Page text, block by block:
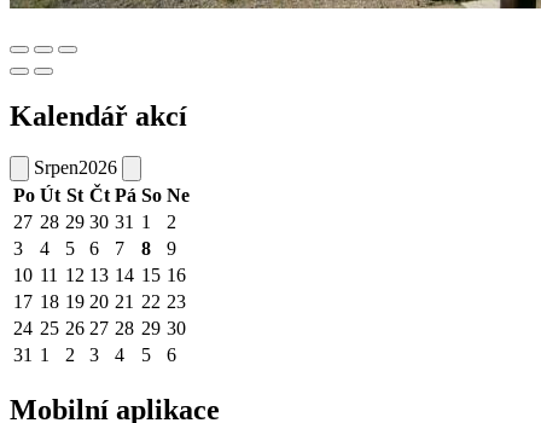
Kalendář akcí
Srpen2026
Po Út St Čt Pá So Ne
27 28 29 30 31 1
2
3
4 5 6 7 8
9
10 11 12 13 14 15 16
17 18 19 20 21 22 23
24 25 26 27 28 29 30
31 1 2 3 4 5 6
Mobilní aplikace